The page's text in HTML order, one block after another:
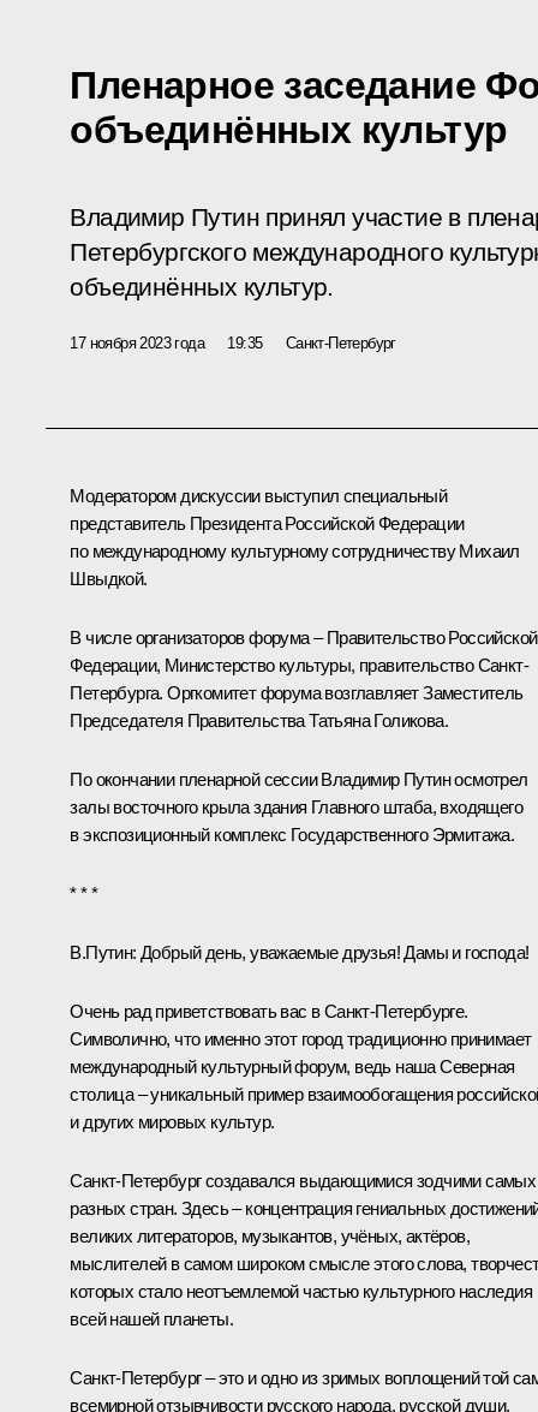
Пленарное заседание
объединённых культур
Владимир Путин принял участие в
Петербургского международного
объединённых культур.
17 ноября 2023 года 19:35 Санкт-Петербург
Модератором дискуссии выступил специальный
представитель Президента Российской Федерации
по международному культурному сотрудничеству Михаил
Швыдкой.
В числе организаторов форума – Правительство Российской
Федерации, Министерство культуры, правительство Санкт-
Петербурга. Оргкомитет форума возглавляет Заместитель
Председателя ПравительстваТатьяна Голикова.
По окончании пленарной сессии Владимир Путин осмотрел
залы восточного крыла здания Главного штаба, входящего
в экспозиционный комплекс Государственного Эрмитажа.
* * *
В.Путин: Добрый день, уважаемые друзья! Дамы и господа!
Очень рад приветствовать вас в Санкт-Петербурге.
Символично, что именно этот город традиционно принимает
международный культурный форум, ведь наша Северная
столица – уникальный пример взаимообогащения
и других мировых культур.
Санкт-Петербург создавался выдающимися зодчими самых
разных стран. Здесь – концентрация гениальных
великих литераторов, музыкантов, учёных, актёров,
мыслителей в самом широком смысле этого слова,
которых стало неотъемлемой частью культурного наследия
всей нашей планеты.
Санкт-Петербург – это и одно из зримых воплощений той
всемирной отзывчивости русского народа, русской души,